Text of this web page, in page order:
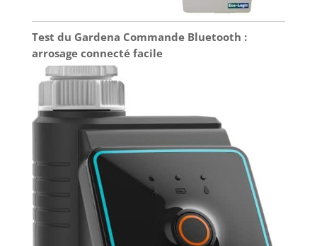
Test du Gardena Commande Bluetooth :
arrosage connecté facile